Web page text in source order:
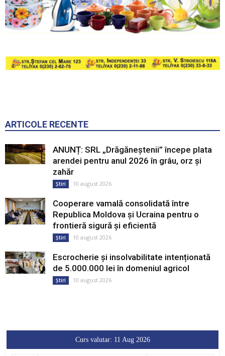
ARTICOLE RECENTE
ANUNȚ: SRL „Drăgăneștenii” începe plata
arendei pentru anul 2026 în grâu, orz și
zahăr
Știri 10 august 2026
Cooperare vamală consolidată între
Republica Moldova și Ucraina pentru o
frontieră sigură și eficientă
Știri 10 august 2026
Escrocherie și insolvabilitate intenționată
de 5.000.000 lei în domeniul agricol
Știri 10 august 2026
Curs valutar: 11 Aug 2026